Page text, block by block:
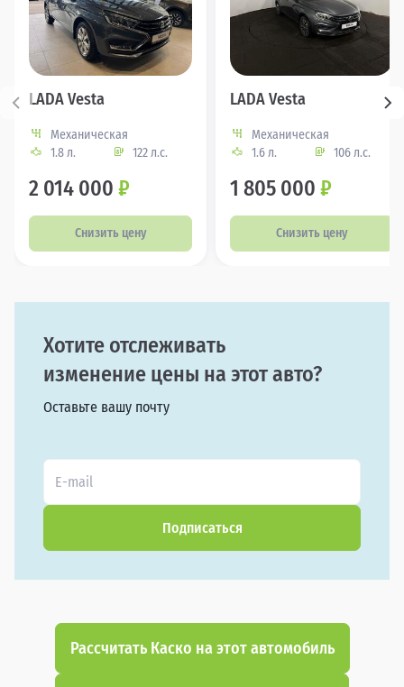
LADA Vesta
Механическая
1.8 л.
122 л.с.
2 014 000 ₽
Снизить цену
LADA Vesta
Механическая
1.6 л.
106 л.с.
1 805 000 ₽
Снизить цену
Хотите отслеживать
изменение цены на этот авто?
Оставьте вашу почту
Подписаться
Рассчитать Каско на этот автомобиль